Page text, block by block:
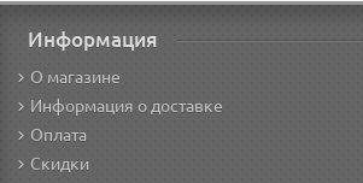
Информация
О магазине
Информация о доставке
Оплата
Скидки